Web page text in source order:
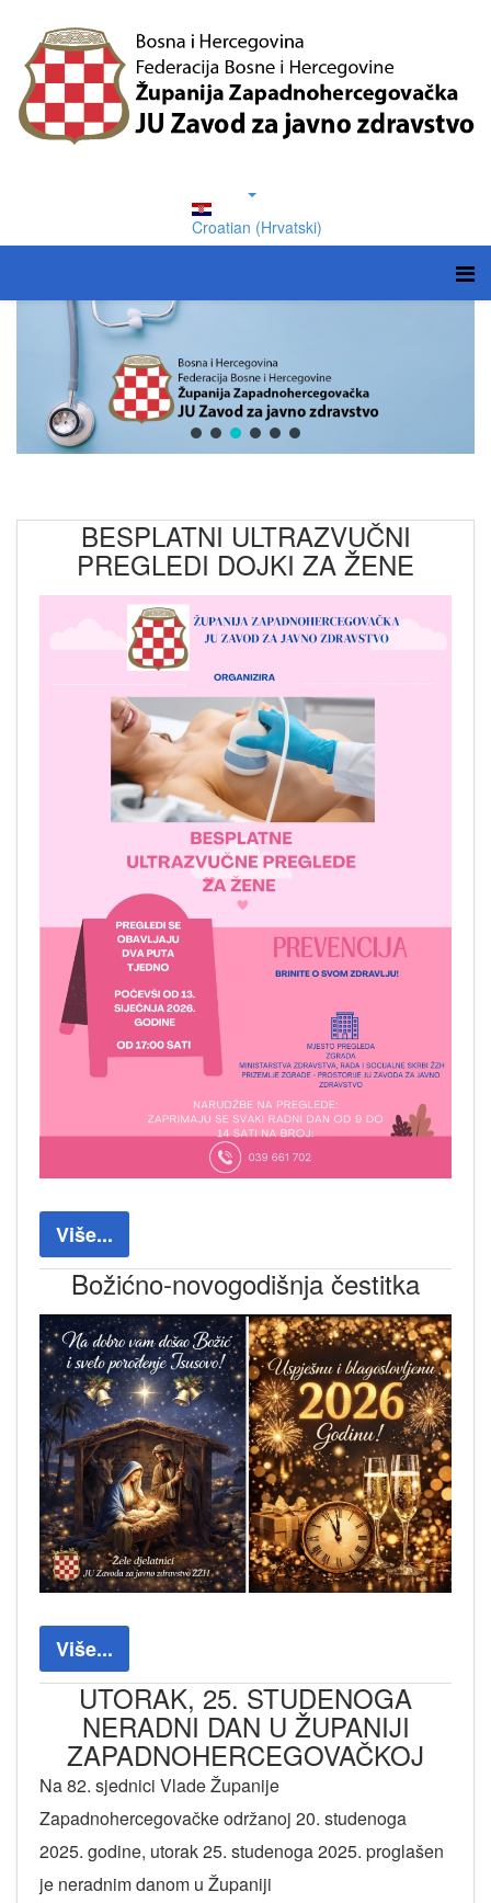
Croatian (Hrvatski)
BESPLATNI ULTRAZVUČNI
PREGLEDI DOJKI ZA ŽENE
Više...
Božićno-novogodišnja čestitka
Više...
UTORAK, 25. STUDENOGA
NERADNI DAN U ŽUPANIJI
ZAPADNOHERCEGOVAČKOJ
Na 82. sjednici Vlade Županije
Zapadnohercegovačke održanoj 20. studenoga
2025. godine, utorak 25. studenoga 2025. proglašen
je neradnim danom u Županiji